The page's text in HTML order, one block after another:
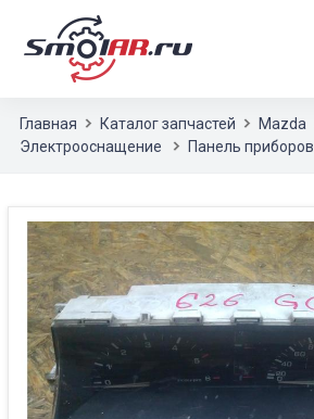
Главная Каталог запчастей Mazda
Электрооснащение
Панель приборов